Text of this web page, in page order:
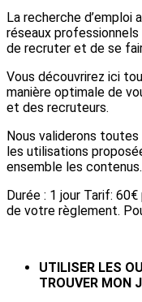
La recherche d’emploi
réseaux
de recruter et de se
Vous découvrirez ici
manière optimale de
et des recruteurs.
Nous validerons
les utilisations
ensemble les contenus.
Durée : 1 jour Tarif:
de votre règlement.
UTILISER LES
TROUVER MON